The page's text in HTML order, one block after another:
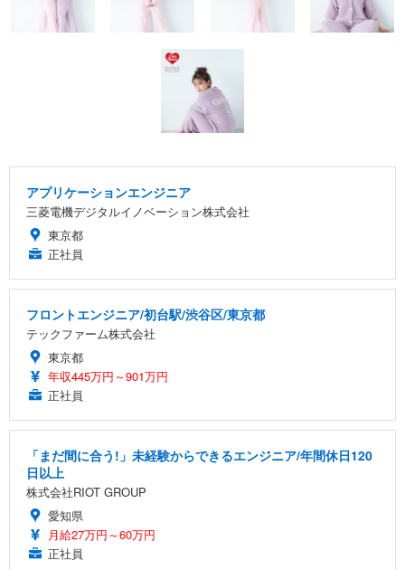
アプリケーションエンジニア
三菱電機デジタルイノベーション株式会社
東京都
正社員
フロントエンジニア/初台駅/渋谷区/東京都
テックファーム株式会社
東京都
年収445万円～901万円
正社員
「まだ間に合う!」未経験からできるエンジニア/年間休日120
日以上
株式会社RIOT GROUP
愛知県
月給27万円～60万円
正社員